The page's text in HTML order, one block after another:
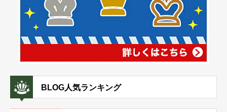
BLOG人気ランキング